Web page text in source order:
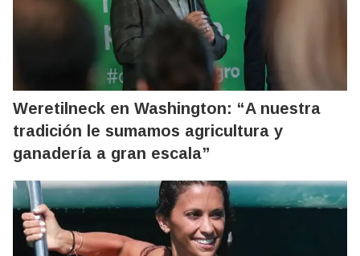
Weretilneck en Washington: “A nuestra
tradición le sumamos agricultura y
ganadería a gran escala”